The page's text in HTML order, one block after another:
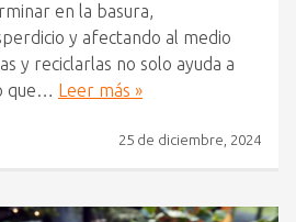
en la basura,
y afectando al medio
y reciclarlas no solo ayuda a
que…
Leer más »
25 de diciembre, 2024